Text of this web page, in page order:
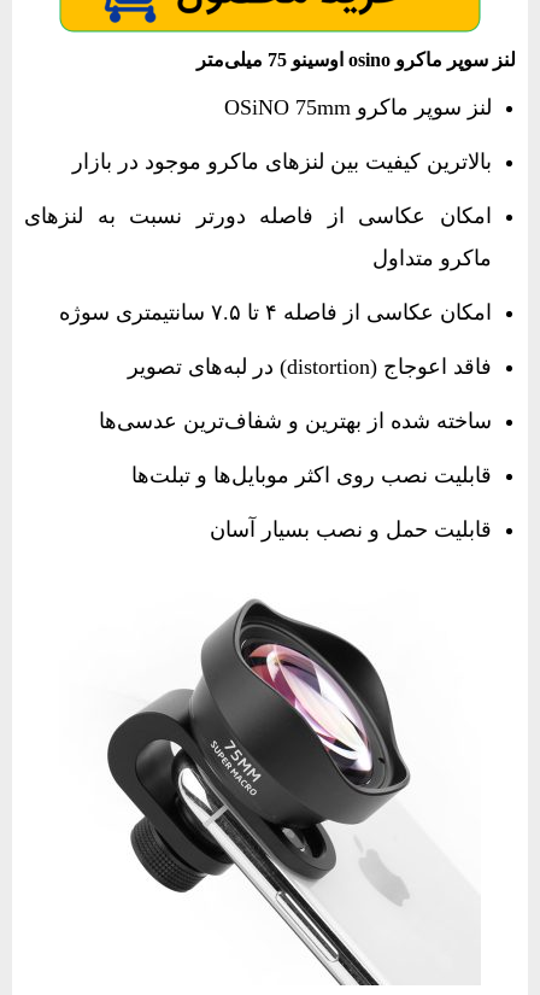
لنز سوپر ماکرو osino اوسینو 75 میلی‌متر
لنز سوپر ماکرو OSiNO 75mm
بالاترین کیفیت بین لنزهای ماکرو موجود در بازار
امکان عکاسی از فاصله دورتر نسبت به لنزهای
ماکرو متداول
امکان عکاسی از فاصله ۴ تا ۷.۵ سانتیمتری سوژه
فاقد اعوجاج (distortion) در لبه‌های تصویر
ساخته شده از بهترین و شفاف‌ترین عدسی‌ها
قابلیت نصب روی اکثر موبایل‌ها و تبلت‌ها
قابلیت حمل و نصب بسیار آسان